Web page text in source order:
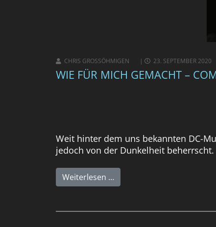
CHRIS GROSSÖHMIGEN 23. SEPTEMBER 2020
WIE FÜR MICH GEMACHT –
Weit hinter dem uns bekannten DC-
jedoch von der Dunkelheit
Weiterlesen …